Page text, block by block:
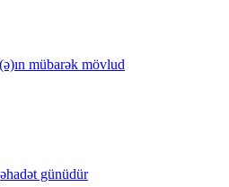
mübarək mövlud
günüdür